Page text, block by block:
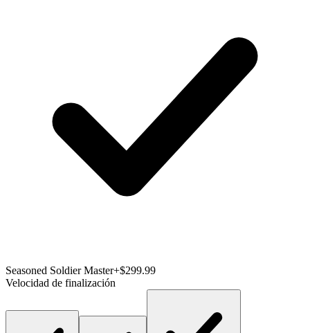
Seasoned Soldier Master+$299.99
Velocidad de finalización